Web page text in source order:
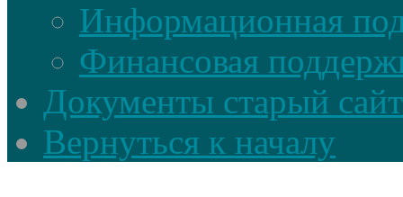
Информационная
Финансовая
Документы старый сайт
Вернуться к началу